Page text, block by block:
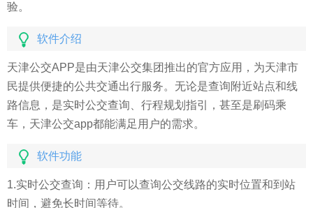
验。
软件介绍
天津公交APP是由天津公交集团推出的官方应用，为天津市
民提供便捷的公共交通出行服务。无论是查询附近站点和线
路信息，是实时公交查询、行程规划指引，甚至是刷码乘
车，天津公交app都能满足用户的需求。
软件功能
1.实时公交查询：用户可以查询公交线路的实时位置和到站
时间，避免长时间等待。